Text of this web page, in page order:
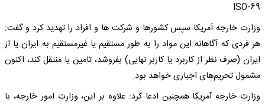
ISO-69
وزارت خارجه آمریکا سپس کشورها و شرکت ها و افراد را تهدید کرد و گفت:
هر فردی که آگاهانه این مواد را به طور مستقیم یا غیرمستقیم به ایران یا از
ایران (صرف نظر از کاربرد یا کاربر نهایی) بفروشد، تامین یا منتقل کند، اکنون
مشمول تحریم‌های اجباری خواهد بود.
وزارت خارجه آمریکا همچنین ادعا کرد: علاوه بر این، وزارت امور خارجه، با